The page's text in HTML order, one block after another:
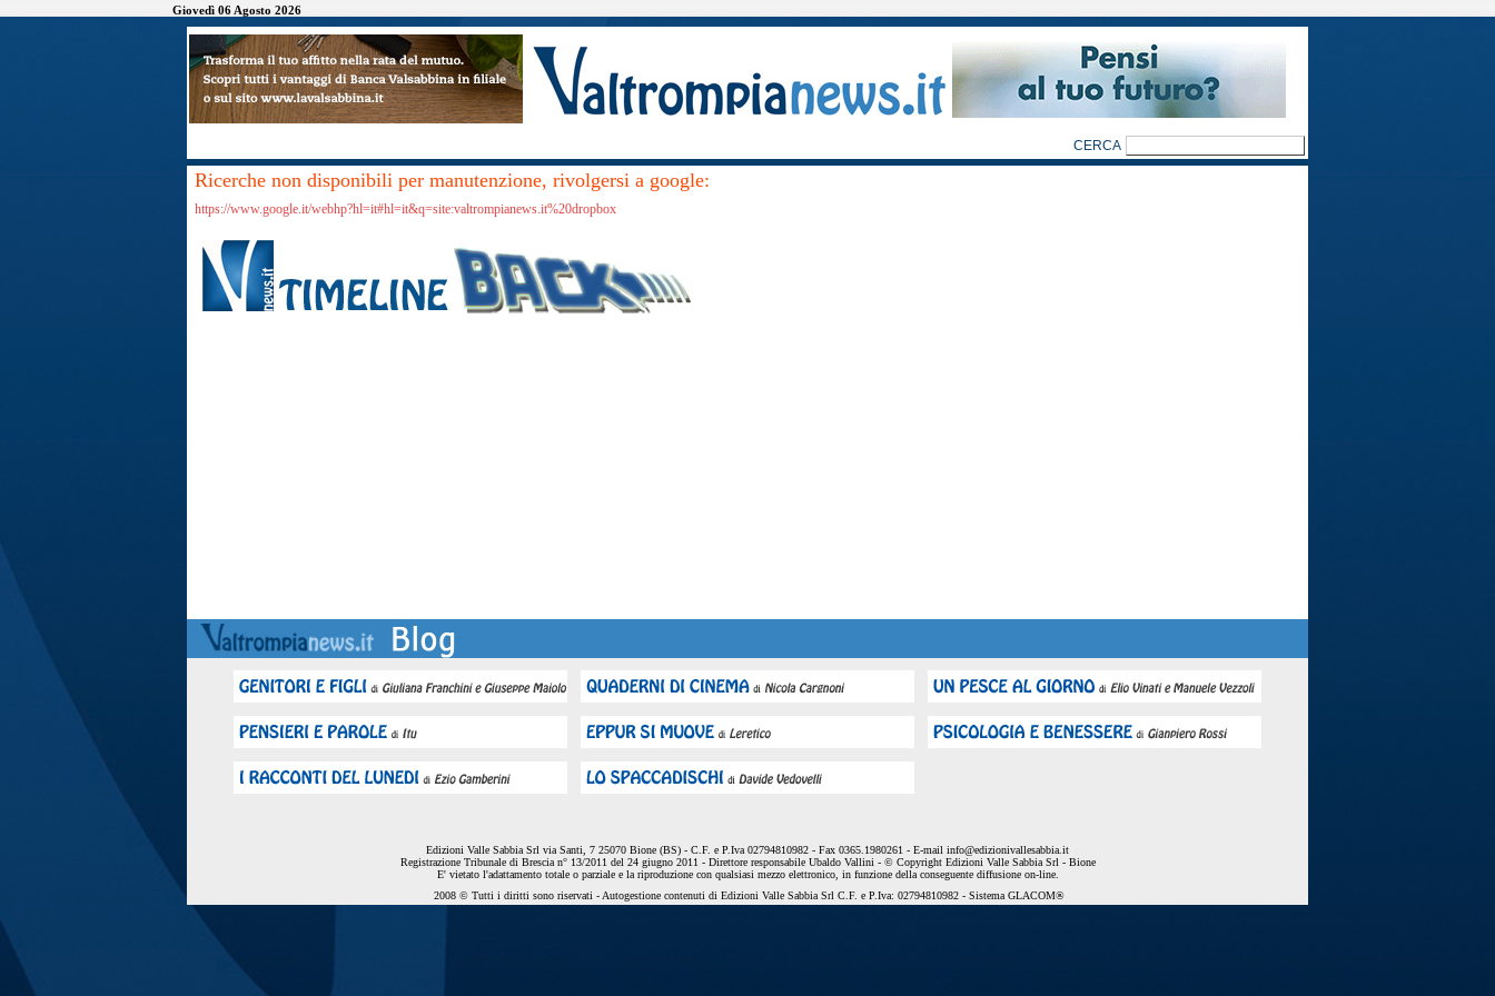
Giovedì 06 Agosto 2026
Ricerche non disponibili per manutenzione, rivolgersi a google:
https://www.google.it/webhp?hl=it#hl=it&q=site:valtrompianews.it%20dropbox
Edizioni Valle Sabbia Srl via Santi, 7 25070 Bione (BS) - C.F. e P.Iva 02794810982 - Fax 0365.1980261 - E-mail info@edizionivallesabbia.it
Registrazione Tribunale di Brescia n° 13/2011 del 24 giugno 2011 - Direttore responsabile Ubaldo Vallini - © Copyright Edizioni Valle Sabbia Srl - Bione
E' vietato l'adattamento totale o parziale e la riproduzione con qualsiasi mezzo elettronico, in funzione della conseguente diffusione on-line.
2008 © Tutti i diritti sono riservati - Autogestione contenuti di Edizioni Valle Sabbia Srl C.F. e P.Iva: 02794810982 - Sistema GLACOM®